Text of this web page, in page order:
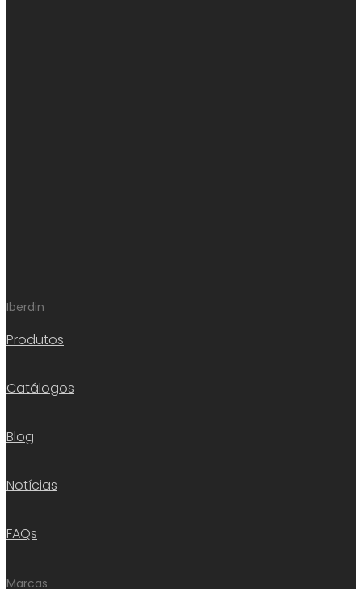
Iberdin
Produtos
Catálogos
Blog
Notícias
FAQs
Marcas